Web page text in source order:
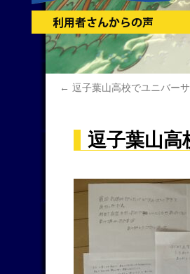
← 逗子葉山高校でユニバー
逗子葉山高